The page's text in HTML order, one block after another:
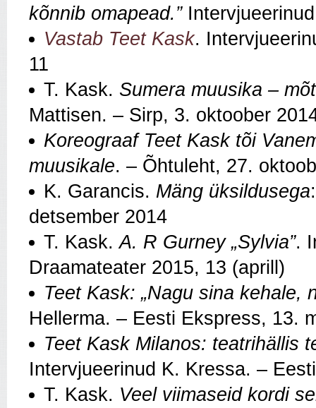
kõnnib omapead.”
Vastab Teet Kask.
11
T. Kask. Sumera muusika –
Mattisen. – Sirp, 3. oktoober
Koreograaf Teet Kask tõi
muusikale. – Õhtuleht, 27.
K. Garancis. Mäng üksildusega
detsember 2014
T. Kask.A. R Gurney „Sylvia”.
Draamateater 2015, 13 (aprill)
Teet Kask: „Nagu sina kehale,
Hellerma. – Eesti Ekspress, 13.
Teet Kask Milanos: teatrihällis
Intervjueerinud K. Kressa. –
T. Kask. Veel viimaseid kordi